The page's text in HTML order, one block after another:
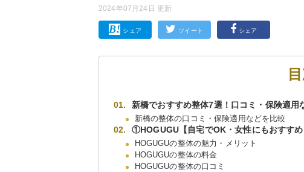
2024年07月24日 更新
シェア ツイート シェア
新橋でおすすめ整体7選！口コミ・保険適用
新橋の整体の口コミ・保険適用などを比較
①HOGUGU【自宅でOK・女性にもおすすめ
HOGUGUの整体の魅力・メリット
HOGUGUの整体の料金
HOGUGUの整体の口コミ